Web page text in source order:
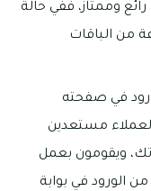
وممتاز، ففي حالة
من الباقات
في صفحته
مستعدين
ويقومون بعمل
الورود في بوابة